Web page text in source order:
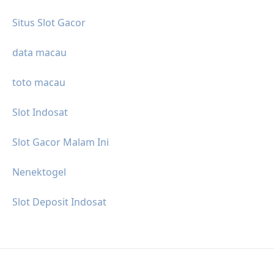
Situs Slot Gacor
data macau
toto macau
Slot Indosat
Slot Gacor Malam Ini
Nenektogel
Slot Deposit Indosat